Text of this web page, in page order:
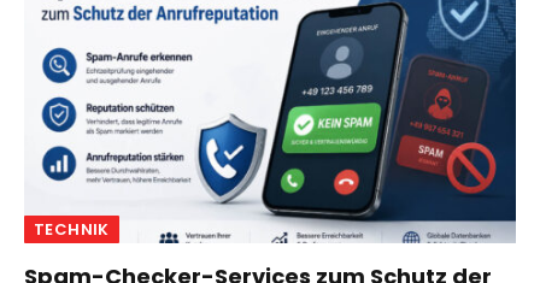
TECHNIK
Spam-Checker-Services zum Schutz der